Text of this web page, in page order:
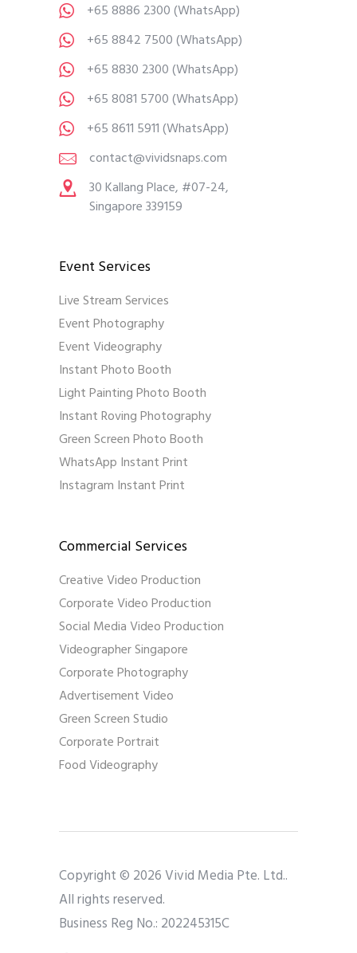
+65 8886 2300(WhatsApp)
+65 8842 7500(WhatsApp)
+65 8830 2300(WhatsApp)
+65 8081 5700(WhatsApp)
+65 8611 5911(WhatsApp)
contact@vividsnaps.com
30 Kallang Place, #07-24,
Singapore 339159
Event Services
Live Stream Services
Event Photography
Event Videography
Instant Photo Booth
Light Painting Photo Booth
Instant Roving Photography
Green Screen Photo Booth
WhatsApp Instant Print
Instagram Instant Print
Commercial Services
Creative Video Production
Corporate Video Production
Social Media Video Production
Videographer Singapore
Corporate Photography
Advertisement Video
Green Screen Studio
Corporate Portrait
Food Videography
Copyright © 2026 Vivid Media Pte. Ltd..
All rights reserved.
Business Reg No.: 202245315C